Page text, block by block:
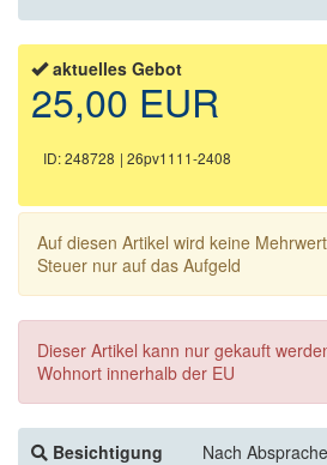
aktuelles Gebot
25,00 EUR
ID: 248728 | 26pv1111-2408
Auf diesen Artikel wird keine
Steuer nur auf das Aufgeld
Dieser Artikel kann nur gekauft
Wohnort innerhalb der EU
Besichtigung
Nach